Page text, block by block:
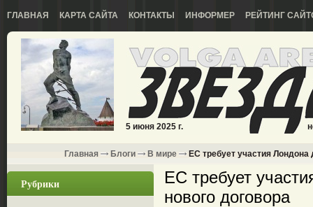
ГЛАВНАЯ КАРТА САЙТА КОНТАКТЫ ИНФОРМЕР РЕЙТИНГ
5 июня 2025 г.
Главная Блоги В мире ЕС требует участия Лондона
Рубрики
ЕС требует
нового договора